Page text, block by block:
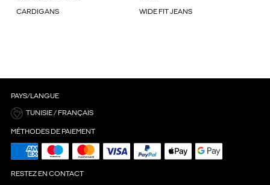
CARDIGANS WIDE FIT JEANS
PAYS/LANGUE
TUNISIE / FRANÇAIS
MÉTHODES DE PAIEMENT
RESTEZ EN CONTACT